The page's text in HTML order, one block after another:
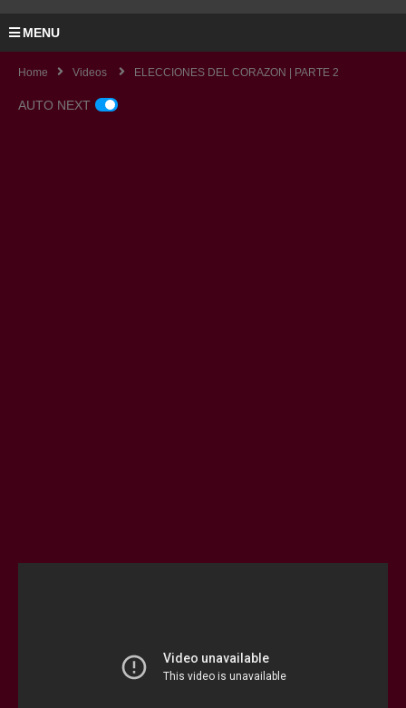
MENU
Home Videos ELECCIONES DEL CORAZON | PARTE 2
AUTO NEXT